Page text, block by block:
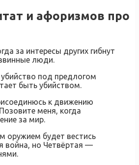
и афоризмов про
за интересы других гибнут
люди.
под предлогом
быть убийством.
к движению
меня, когда
за мир.
оружием будет вестись
война, но Четвёртая —